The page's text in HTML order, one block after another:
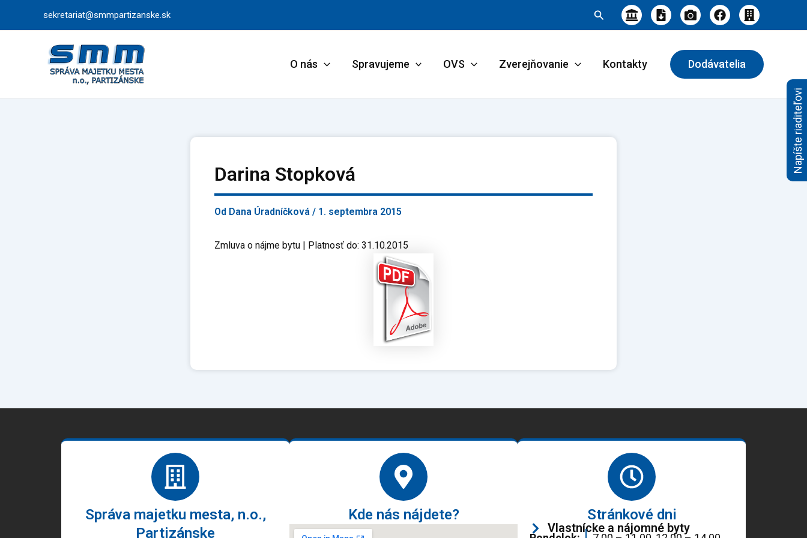
sekretariat@smmpartizanske.sk Hľadať
O nás Spravujeme OVS Zverejňovanie Kontakty Dodávatelia
Darina Stopková
Od Dana Úradníčková / 1. septembra 2015
Zmluva o nájme bytu | Platnosť do: 31.10.2015
Správa majetku mesta, n.o.,
Partizánske
Kde nás nájdete? Stránkové dni
Vlastnícke a nájomné byty
Napíšte riaditeľovi